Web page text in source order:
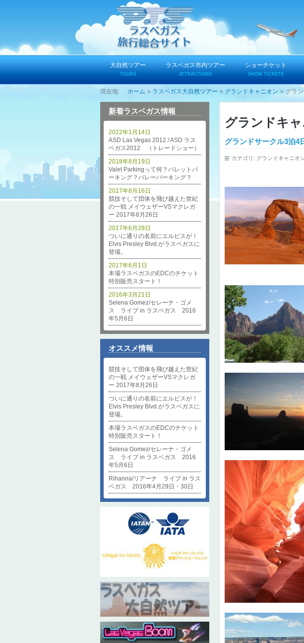
ツ
大自然ツアー
TOURS
ラスベガス市内ツアー
ATTRACTIONS
ショーチケット
SHOW TICKETS
ホーム ラスベガス大自然ツアー グランドキャニオン グラ
新着ラスベガス情報
ASD Las Vegas 2012 / ASD ラス
ベガス2012 （トレードショー）
2022年1月14日
Valet Parkingって何？バレットパ
ーキング？バレーパーキング？
2018年8月19日
競技そして団体を飛び越えた世紀
の一戦 メイウェザーVSマクレガ
ー 2017年8月26日
2017年8月16日
ついに通りの名前にエルビスが！
Elvis Presley Blvd.がラスベガスに
登場。
2017年6月28日
本場ラスベガスのEDCのチケット
特別販売スタート！
2017年6月1日
Selena Gomez/セレーナ・ゴメ
ス ライブ in ラスベガス 2016
年5月6日
2016年3月21日
オススメ情報
競技そして団体を飛び越えた世紀
の一戦 メイウェザーVSマクレガ
ー 2017年8月26日
ついに通りの名前にエルビスが！
Elvis Presley Blvd.がラスベガスに
登場。
本場ラスベガスのEDCのチケット
特別販売スタート！
Selena Gomez/セレーナ・ゴメ
ス ライブ in ラスベガス 2016
年5月6日
Rihanna/リアーナ ライブ in ラス
ベガス 2016年4月29日・30日
グランドキ
グランドサークル3泊4
カテゴリ: グランドキャニオ